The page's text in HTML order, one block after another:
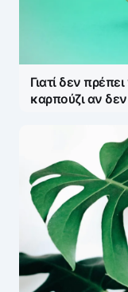
Γιατί δεν
καρπούζι αν